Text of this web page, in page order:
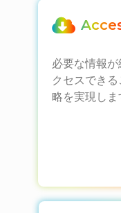
必要な情報
クセスでき
略を実現しま